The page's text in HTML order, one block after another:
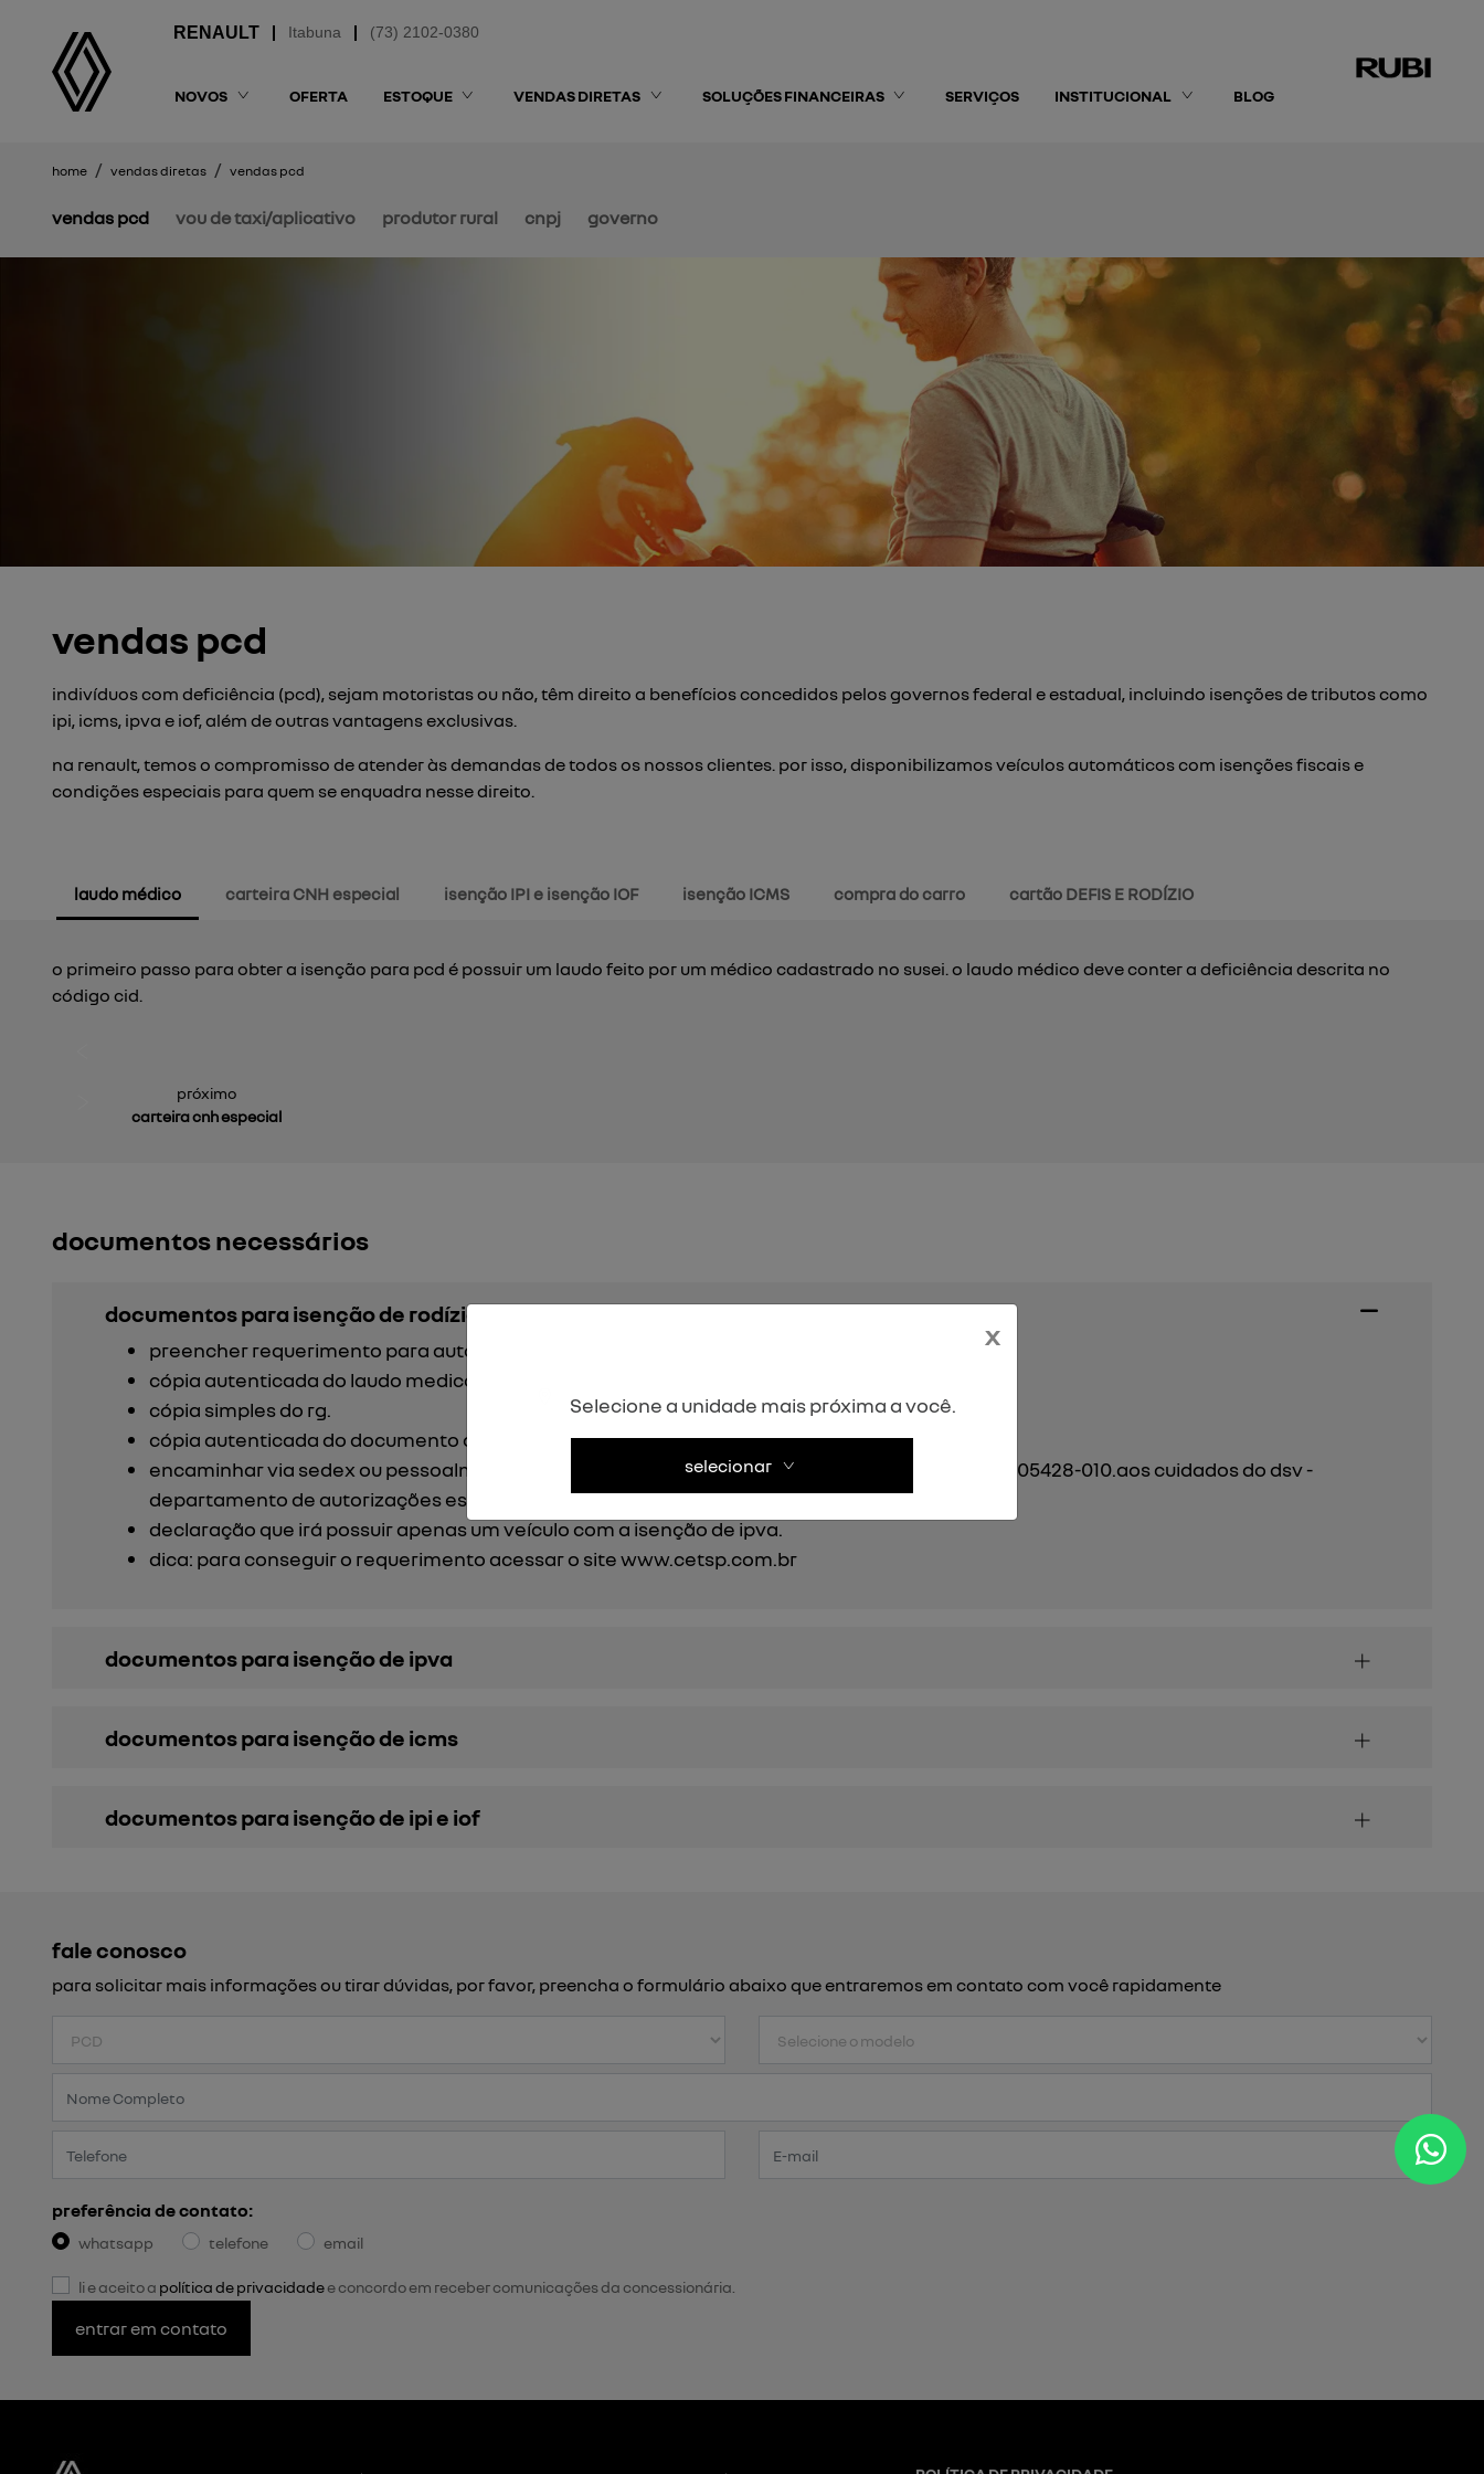
(73) 2102-0380
Itabuna
NOVOS OFERTA ESTOQUE VENDAS DIRETAS SOLUÇÕES FINANCEIRAS SERVIÇOS INSTITUCIONAL BLOG
home vendas diretas vendas pcd
vendas pcd vou de taxi/aplicativo produtor rural cnpj governo
vendas pcd
indivíduos com deficiência (pcd), sejam motoristas ou não, têm direito a benefícios concedidos pelos governos federal e estadual, incluindo isenções de tributos como
ipi, icms, ipva e iof, além de outras vantagens exclusivas.
na renault, temos o compromisso de atender às demandas de todos os nossos clientes. por isso, disponibilizamos veículos automáticos com isenções fiscais e
condições especiais para quem se enquadra nesse direito.
laudo médico carteira CNH especial isenção IPI e isenção IOF isenção ICMS compra do carro cartão DEFIS E RODÍZIO
o primeiro passo para obter a isenção para pcd é possuir um laudo feito por um médico cadastrado no susei. o laudo médico deve conter a deficiência descrita no
código cid.
próximo
carteira cnh especial
documentos necessários
documentos para isenção de rodízio (apenas são paulo)
preencher requerimento para autorização especial fornecido pela cet.
cópia autenticada do laudo medico e cnh (detran).
cópia simples do rg.
cópia autenticada do documento do veiculo crlv.
encaminhar via sedex ou pessoalmente para rua do sumidouro 740 - pinheiros, são paulo, cep: 05428-010.aos cuidados do dsv -
departamento de autorizações especiais.
declaração que irá possuir apenas um veículo com a isenção de ipva.
dica: para conseguir o requerimento acessar o sitewww.cetsp.com.br
documentos para isenção de ipva
documentos para isenção de icms
documentos para isenção de ipi e iof
fale conosco
para solicitar mais informações ou tirar dúvidas, por favor, preencha o formulário abaixo que entraremos em contato com você rapidamente
preferência de contato:
whatsapp telefone email
li e aceito a política de privacidadee concordo em receber comunicações da concessionária.
entrar em contato
x
Selecione a unidade mais próxima a você.
selecionar